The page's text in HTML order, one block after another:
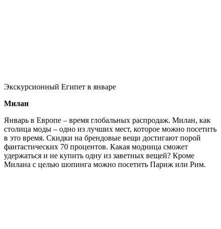
Экскурсионный Египет в январе
Милан
Январь в Европе – время глобальных распродаж. Милан, как
столица моды – одно из лучших мест, которое можно посетить
в это время. Скидки на брендовые вещи достигают порой
фантастических 70 процентов. Какая модница сможет
удержаться и не купить одну из заветных вещей? Кроме
Милана с целью шопинга можно посетить Париж или Рим.